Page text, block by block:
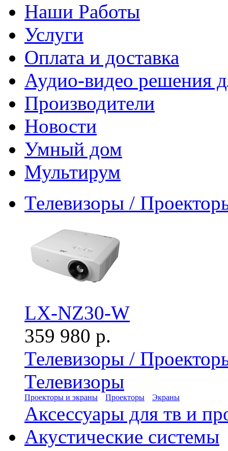
Наши Работы
Услуги
Оплата и доставка
Аудио-видео решения
Производители
Новости
Умный дом
Мультирум
Телевизоры /
LX-NZ30-W
359 980 р.
Телевизоры /
Телевизоры
Проекторы и экраны Проекторы Экраны
Аксессуары для тв и
Акустические системы